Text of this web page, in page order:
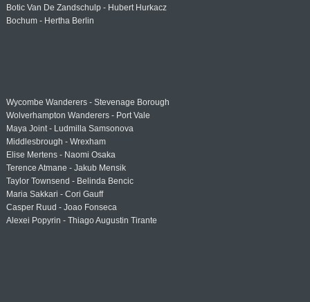
Botic Van De Zandschulp - Hubert Hurkacz
Bochum - Hertha Berlin
Wycombe Wanderers - Stevenage Borough
Wolverhampton Wanderers - Port Vale
Maya Joint - Ludmilla Samsonova
Middlesbrough - Wrexham
Elise Mertens - Naomi Osaka
Terence Atmane - Jakub Mensik
Taylor Townsend - Belinda Bencic
Maria Sakkari - Cori Gauff
Casper Ruud - Joao Fonseca
Alexei Popyrin - Thiago Augustin Tirante